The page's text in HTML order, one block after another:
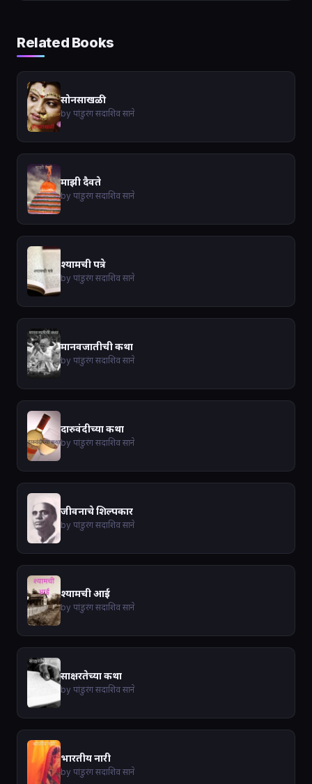
Related Books
सोनसाखळी
by पांडुरंग सदाशिव साने
माझी दैवते
by पांडुरंग सदाशिव साने
श्यामची पत्रे
by पांडुरंग सदाशिव साने
मानवजातीची कथा
by पांडुरंग सदाशिव साने
दारुवंदीच्या कथा
by पांडुरंग सदाशिव साने
जीवनाचे शिल्पकार
by पांडुरंग सदाशिव साने
श्यामची आई
by पांडुरंग सदाशिव साने
साक्षरतेच्या कथा
by पांडुरंग सदाशिव साने
भारतीय नारी
by पांडुरंग सदाशिव साने